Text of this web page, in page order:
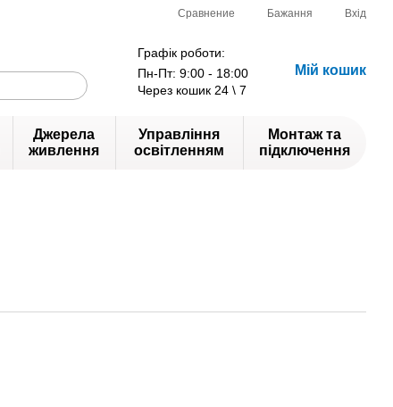
Сравнение Бажання Вхід
Графік роботи:
Пн-Пт: 9:00 - 18:00
Через кошик 24 \ 7
Мій кошик
Джерела
живлення
Управління
освітленням
Монтаж та
підключення